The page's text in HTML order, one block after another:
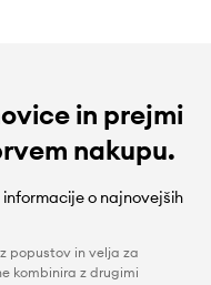
in prejmi
nakupu.
o najnovejših
popustov in velja za
kombinira z drugimi